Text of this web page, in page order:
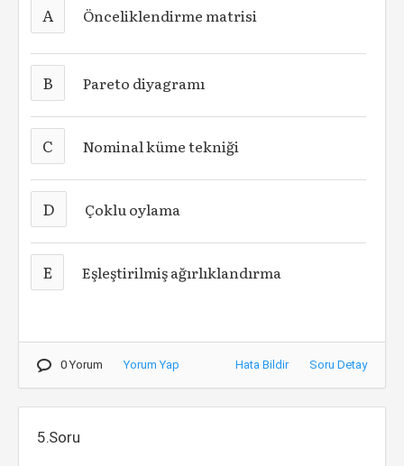
A Önceliklendirme matrisi
B Pareto diyagramı
C Nominal küme tekniği
D Çoklu oylama
E Eşleştirilmiş ağırlıklandırma
0 Yorum Yorum Yap Hata Bildir Soru Detay
5.Soru